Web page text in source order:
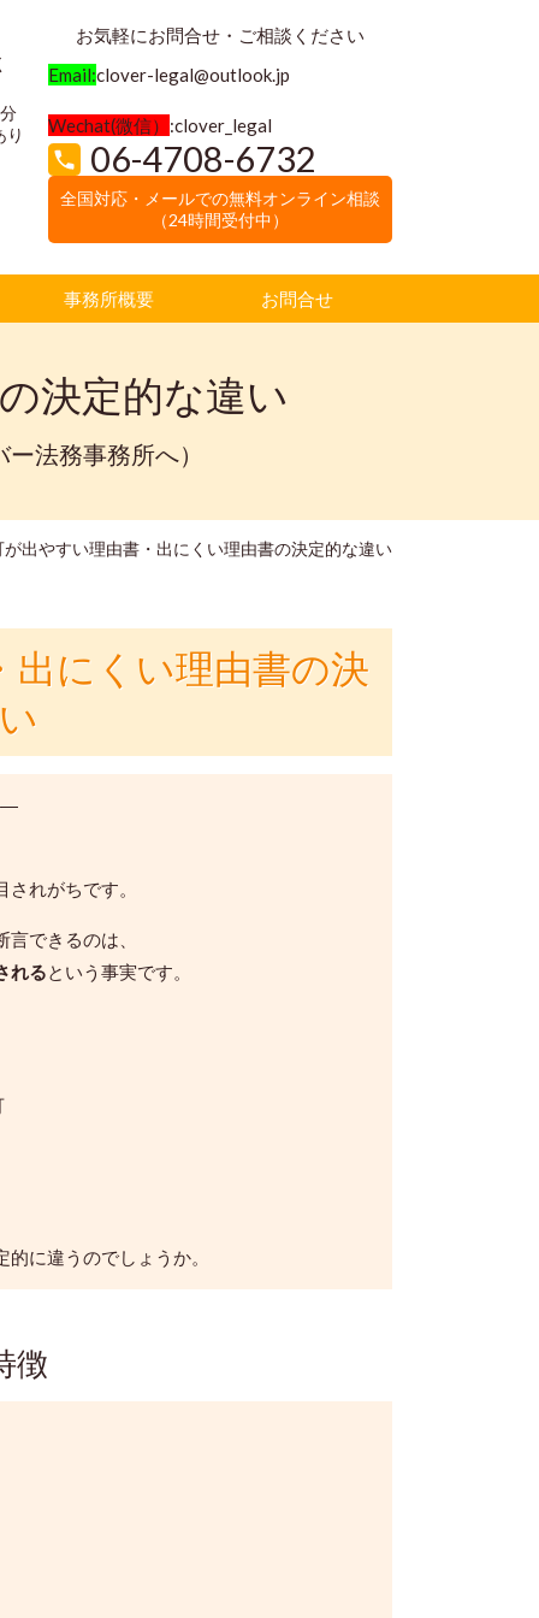
り
お気軽にお問合せ・ご相談ください
Email:clover-legal@outlook.jp
Wechat(微信） :clover_legal
06-4708-6732
全国対応・メールでの無料オンライン相談
（24時間受付中）
事務所概要 お問合せ
決定的な違い
法務事務所へ）
が出やすい理由書・出にくい理由書の決定的な違い
出にくい理由書の決
―
されがちです。
できるのは、
れる という事実です。
的に違うのでしょうか。
徴